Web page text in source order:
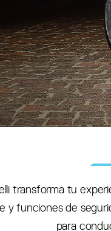
transforma tu
y funciones de
para